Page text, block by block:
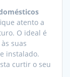
atento a
O ideal é
suas
instalado.
curtir o seu